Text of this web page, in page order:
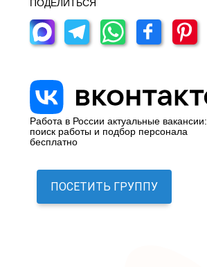
ПОДЕЛИТЬСЯ
Работа в России актуальные вакансии:
поиск работы и подбор персонала
бесплатно
ПОСЕТИТЬ ГРУППУ